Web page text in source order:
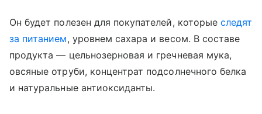
Он будет полезен для покупателей, которыеследят
за питанием, уровнем сахара и весом. В составе
продукта — цельнозерновая и гречневая мука,
овсяные отруби, концентрат подсолнечного белка
и натуральные антиоксиданты.